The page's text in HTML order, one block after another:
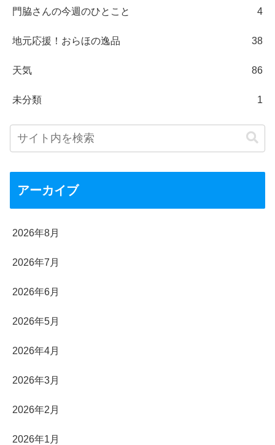
門脇さんの今週のひとこと 4
地元応援！おらほの逸品 38
天気 86
未分類 1
アーカイブ
2026年8月
2026年7月
2026年6月
2026年5月
2026年4月
2026年3月
2026年2月
2026年1月